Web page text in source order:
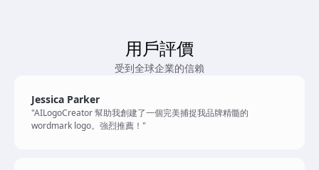
用戶評價
受到全球企業的信賴
Jessica Parker
"AILogoCreator 幫助我創建了一個完美捕捉我品牌精髓的
wordmark logo。強烈推薦！"